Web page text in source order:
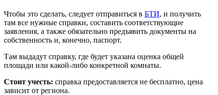
Чтобы это сделать, следует отправиться в БТИ, и получить
там все нужные справки, составить соответствующие
заявления, а также обязательно предъявить документы на
собственность и, конечно, паспорт.
Там выдадут справку, где будет указана оценка общей
площади или какой-либо конкретной комнаты.
Стоит учесть: справка предоставляется не бесплатно, цена
зависит от региона.